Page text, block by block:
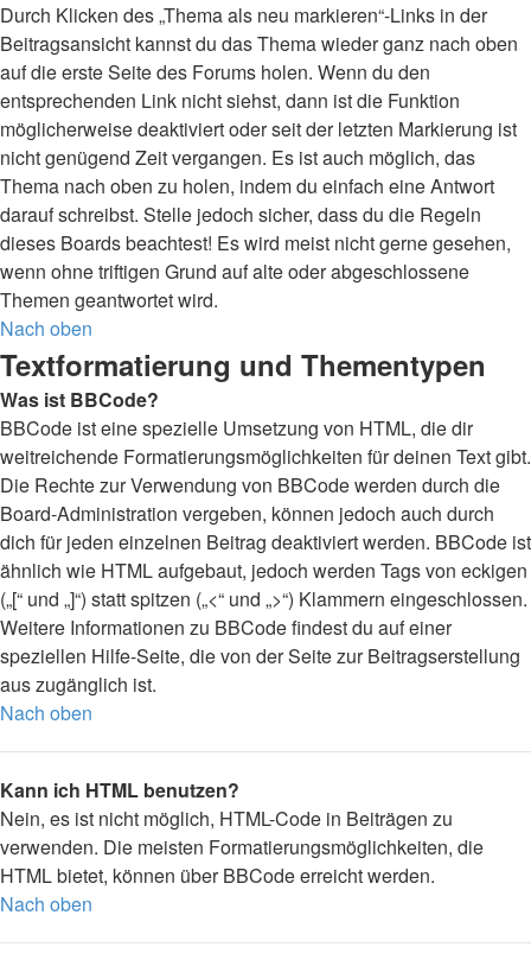
Durch Klicken des „Thema als neu markieren“-Links in der
Beitragsansicht kannst du das Thema wieder ganz nach oben
auf die erste Seite des Forums holen. Wenn du den
entsprechenden Link nicht siehst, dann ist die Funktion
möglicherweise deaktiviert oder seit der letzten Markierung ist
nicht genügend Zeit vergangen. Es ist auch möglich, das
Thema nach oben zu holen, indem du einfach eine Antwort
darauf schreibst. Stelle jedoch sicher, dass du die Regeln
dieses Boards beachtest! Es wird meist nicht gerne gesehen,
wenn ohne triftigen Grund auf alte oder abgeschlossene
Themen geantwortet wird.
Nach oben
Textformatierung und Thementypen
Was ist BBCode?
BBCode ist eine spezielle Umsetzung von HTML, die dir
weitreichende Formatierungsmöglichkeiten für deinen Text gibt.
Die Rechte zur Verwendung von BBCode werden durch die
Board-Administration vergeben, können jedoch auch durch
dich für jeden einzelnen Beitrag deaktiviert werden. BBCode ist
ähnlich wie HTML aufgebaut, jedoch werden Tags von eckigen
(„[“ und „]“) statt spitzen („<“ und „>“) Klammern eingeschlossen.
Weitere Informationen zu BBCode findest du auf einer
speziellen Hilfe-Seite, die von der Seite zur Beitragserstellung
aus zugänglich ist.
Nach oben
Kann ich HTML benutzen?
Nein, es ist nicht möglich, HTML-Code in Beiträgen zu
verwenden. Die meisten Formatierungsmöglichkeiten, die
HTML bietet, können über BBCode erreicht werden.
Nach oben